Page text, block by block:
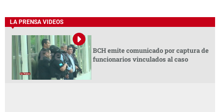
LA PRENSA VIDEOS
BCH emite comunicado por captura de
funcionarios vinculados al caso